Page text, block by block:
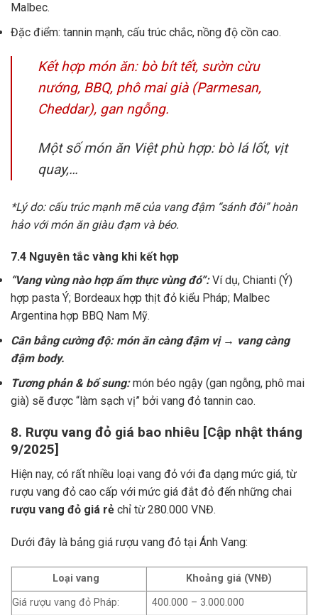
Malbec.
Đặc điểm: tannin mạnh, cấu trúc chắc, nồng độ cồn cao.
Kết hợp món ăn: bò bít tết, sườn cừu
nướng, BBQ, phô mai già (Parmesan,
Cheddar), gan ngỗng.
Một số món ăn Việt phù hợp: bò lá lốt, vịt
quay,…
*Lý do: cấu trúc mạnh mẽ của vang đậm “sánh đôi” hoàn
hảo với món ăn giàu đạm và béo.
7.4 Nguyên tắc vàng khi kết hợp
“Vang vùng nào hợp ẩm thực vùng đó”:Ví dụ, Chianti (Ý)
hợp pasta Ý; Bordeaux hợp thịt đỏ kiểu Pháp; Malbec
Argentina hợp BBQ Nam Mỹ.
Cân bằng cường độ: món ăn càng đậm vị → vang càng
đậm body.
Tương phản & bổ sung:món béo ngậy (gan ngỗng, phô mai
già) sẽ được “làm sạch vị” bởi vang đỏ tannin cao.
8. Rượu vang đỏ giá bao nhiêu [Cập nhật tháng
9/2025]
Hiện nay, có rất nhiều loại vang đỏ với đa dạng mức giá, từ
rượu vang đỏ cao cấp với mức giá đắt đỏ đến những chai
rượu vang đỏ giá rẻ chỉ từ 280.000 VNĐ.
Dưới đây là bảng giá rượu vang đỏ tại Ánh Vang:
Loại vang
Khoảng giá (VNĐ)
Giá rượu vang đỏ Pháp:
400.000 – 3.000.000